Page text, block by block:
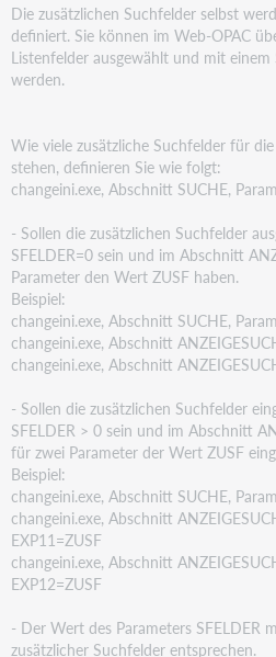
Die zusätzlichen Suchfelder selbst
definiert. Sie können im Web-OPAC
Listenfelder ausgewählt und mit
werden.
Wie viele zusätzliche Suchfelder für
stehen, definieren Sie wie folgt:
changeini.exe, Abschnitt SUCHE,
- Sollen die zusätzlichen Suchfelder
SFELDER=0 sein und im Abschnitt
Parameter den Wert ZUSF haben.
Beispiel:
changeini.exe, Abschnitt SUCHE,
changeini.exe, Abschnitt
changeini.exe, Abschnitt
- Sollen die zusätzlichen Suchfelder
SFELDER > 0 sein und im Abschnitt
für zwei Parameter der Wert ZUSF
Beispiel:
changeini.exe, Abschnitt SUCHE,
changeini.exe, Abschnitt
EXP11=ZUSF
changeini.exe, Abschnitt
EXP12=ZUSF
- Der Wert des Parameters SFELDER
zusätzlicher Suchfelder entsprechen.